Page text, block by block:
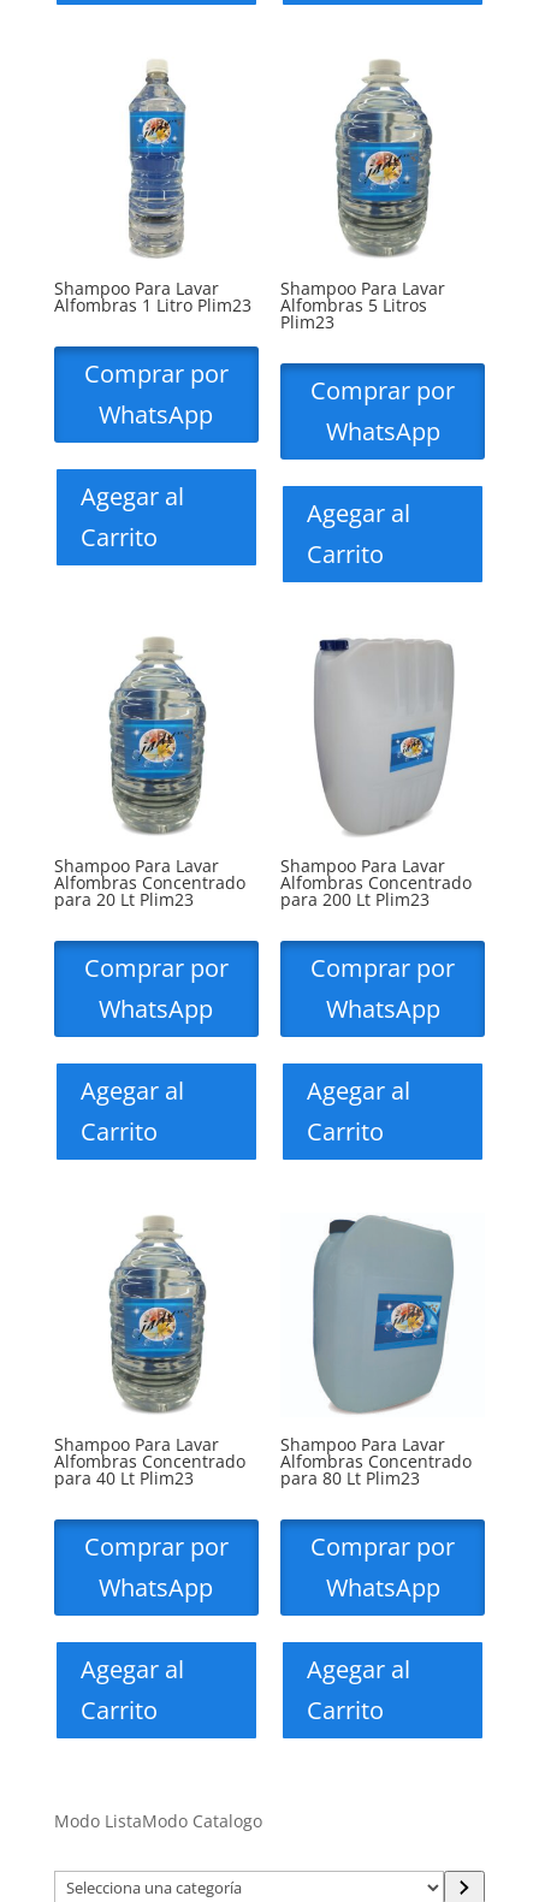
Shampoo Para Lavar
Alfombras 1 Litro Plim23
Comprar por
WhatsApp
Agegar al
Carrito
Shampoo Para Lavar
Alfombras 5 Litros
Plim23
Comprar por
WhatsApp
Agegar al
Carrito
Shampoo Para Lavar
Alfombras Concentrado
para 20 Lt Plim23
Comprar por
WhatsApp
Agegar al
Carrito
Shampoo Para Lavar
Alfombras Concentrado
para 200 Lt Plim23
Comprar por
WhatsApp
Agegar al
Carrito
Shampoo Para Lavar
Alfombras Concentrado
para 40 Lt Plim23
Comprar por
WhatsApp
Agegar al
Carrito
Shampoo Para Lavar
Alfombras Concentrado
para 80 Lt Plim23
Comprar por
WhatsApp
Agegar al
Carrito
Modo ListaModo Catalogo
Selecciona